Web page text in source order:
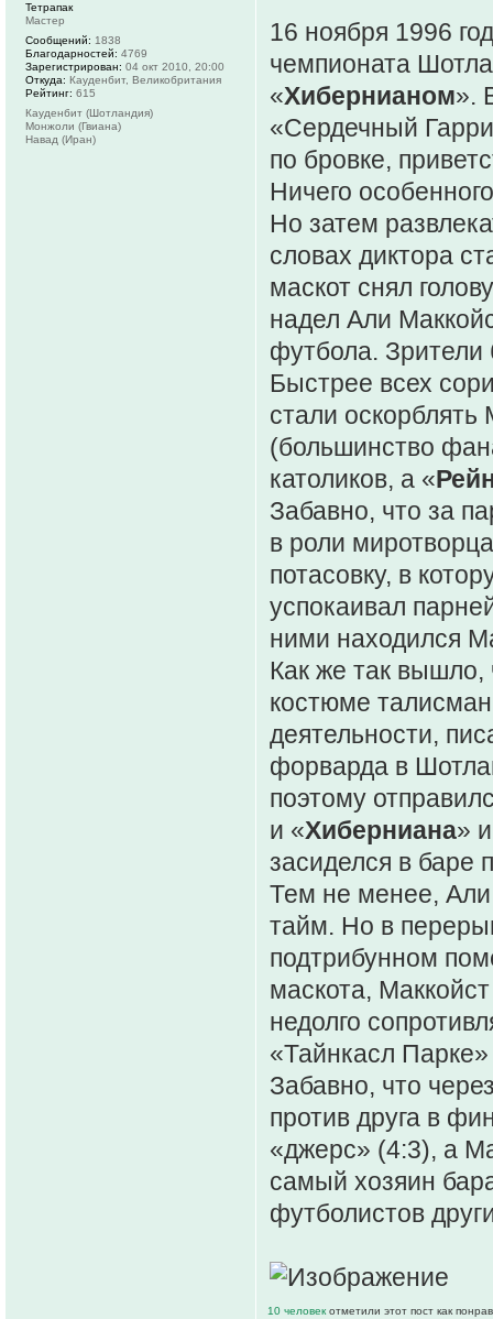
16 ноября 1996
чемпионата
«Хибернианом».
«Сердечный
по бровке,
Ничего
Но затем
словах диктора
маскот снял
надел Али
футбола. Зрители
Быстрее всех
стали
(большинство
католиков, а «
Забавно, что за
в роли
потасовку, в
успокаивал
ними находился
Как же так
костюме
деятельности,
форварда в
поэтому
и «Хиберниана»
засиделся в баре
Тем не менее,
тайм. Но в
подтрибунном
маскота,
недолго
«Тайнкасл
Забавно, что
против друга в
«джерс» (4:3), а
самый хозяин
футболистов
10 человекотметили этот пост как
Тетрапак
Мастер
Сообщений: 1838
Благодарностей: 4769
Зарегистрирован: 04 окт 2010, 20:00
Откуда: Кауденбит, Великобритания
Рейтинг: 615
Кауденбит (Шотландия)
Монжоли (Гвиана)
Навад (Иран)